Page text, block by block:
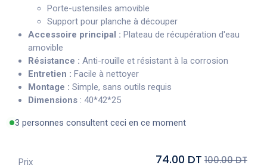
Porte-ustensiles amovible
Support pour planche à découper
Accessoire principal : Plateau de récupération d'eau
amovible
Résistance : Anti-rouille et résistant à la corrosion
Entretien : Facile à nettoyer
Montage : Simple, sans outils requis
Dimensions : 40*42*25
3 personnes consultent ceci en ce moment
Prix 74.00 DT 100.00 DT